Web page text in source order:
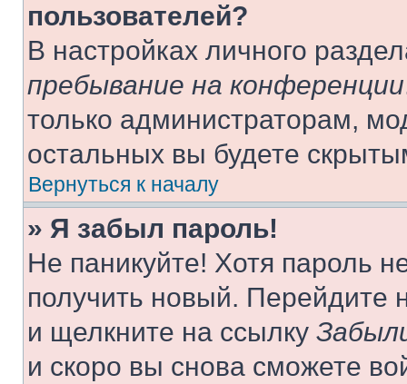
пользователей?
В настройках личного
пребывание на конференции
только администраторам,
остальных вы будете
Вернуться к началу
» Я забыл пароль!
Не паникуйте! Хотя пароль
получить новый. Перейдите
и щелкните на ссылку
и скоро вы снова сможете